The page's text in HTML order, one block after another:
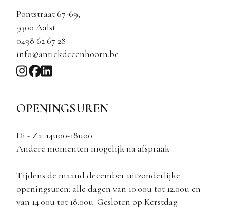
Pontstraat 67-69,
9300 Aalst
0498 62 67 28
info@antiekdeeenhoorn.be
OPENINGSUREN
Di - Za: 14u00-18u00
Andere momenten mogelijk na afspraak
Tijdens de maand december uitzonderlijke
openingsuren: alle dagen van 10.00u tot 12.00u en
van 14.00u tot 18.00u. Gesloten op Kerstdag